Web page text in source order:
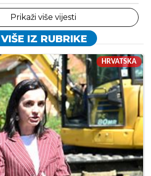
Prikaži više vijesti
VIŠE IZ RUBRIKE
HRVATSKA